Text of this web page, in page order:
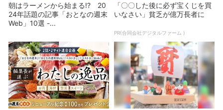
朝はラーメンから始まる!? 20
24年話題の記事「おとなの週末
Web」10選 -...
「〇〇した後に必ず宝くじを買
いなさい」貧乏が億万長者に
PR(合同会社デジタルファーム )